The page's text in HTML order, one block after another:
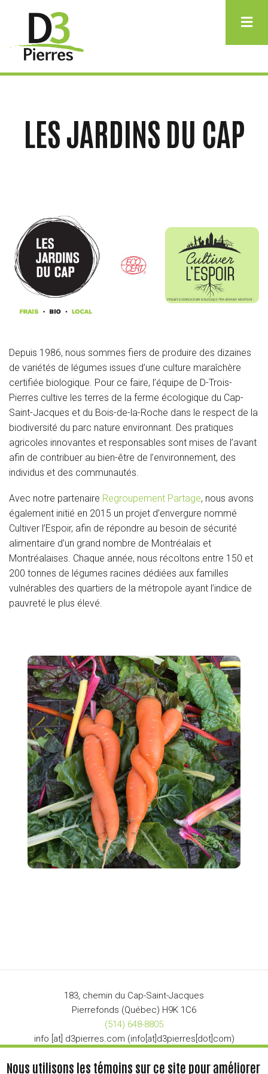
principal
LES JARDINS DU CAP
Depuis 1986, nous sommes fiers de produire des dizaines
de variétés de légumes issues d’une culture maraîchère
certifiée biologique. Pour ce faire, l’équipe de D-Trois-
Pierres cultive les terres de la ferme écologique du Cap-
Saint-Jacques et du Bois-de-la-Roche dans le respect de la
biodiversité du parc nature environnant. Des pratiques
agricoles innovantes et responsables sont mises de l’avant
afin de contribuer au bien-être de l’environnement, des
individus et des communautés.
Avec notre partenaire Regroupement Partage, nous avons
également initié en 2015 un projet d’envergure nommé
Cultiver l’Espoir, afin de répondre au besoin de sécurité
alimentaire d’un grand nombre de Montréalais et
Montréalaises. Chaque année, nous récoltons entre 150 et
200 tonnes de légumes racines dédiées aux familles
vulnérables des quartiers de la métropole ayant l’indice de
pauvreté le plus élevé.
183, chemin du Cap-Saint-Jacques
Pierrefonds (Québec) H9K 1C6
(514) 648-8805
info [at] d3pierres.com (info[at]d3pierres[dot]com)
Nous utilisons les témoins sur ce site pour améliorer